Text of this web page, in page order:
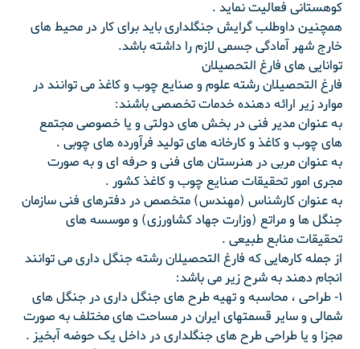
کوهستانی فعالیت نماید .
همچنین داوطلب گرایش جنگلداری باید برای کار در محیط های
خارج شهر آمادگی جسمی لازم را داشته باشد.
توانایی های فارغ التحصیلان
فارغ التحصیلان رشته علوم و صنایع چوب و کاغذ می توانند در
موارد زیر ارائه دهنده خدمات تخصصی باشند:
به عنوان مدیر فنی در بخش های دولتی و یا خصوصی مجتمع
های چوب و کاغذ و کارخانه های تولید فرآورده های چوبی .
به عنوان مربی در هنرستان های فنی و حرفه ای و به صورت
مجری امور تحقیقات صنایع چوب و کاغذ کشور .
به عنوان کارشناس (مهندس) متخصص در دفترهای فنی سازمان
جنگل ها و مراتع (وزارت جهاد کشاورزی) و موسسه های
تحقیقات منابع طبیعی .
از جمله کارهایی که فارغ التحصیلان رشته جنگل داری می توانند
انجام دهند به شرح زیر می باشد:
۱- طراحی ، محاسبه و تهیه طرح های جنگل داری در جنگل های
شمالی و سایر قسمتهای ایران در مساحت های مختلف به صورت
مجزا و یا طراحی طرح های جنگلداری در داخل یک حوضه آبخیز .